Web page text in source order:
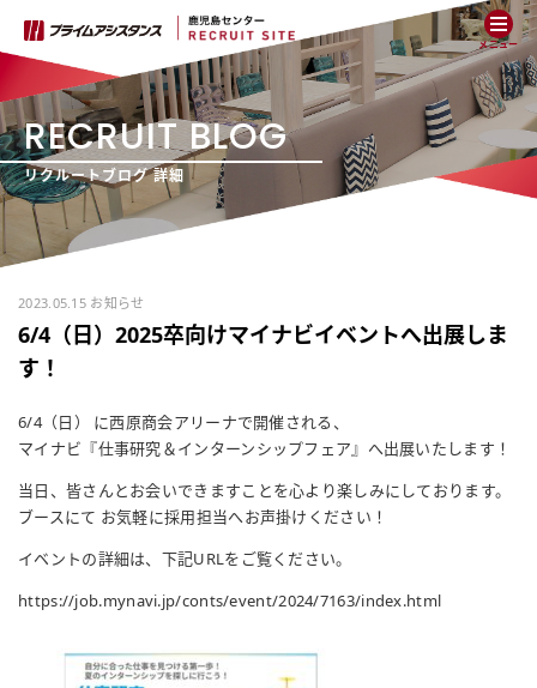
メニュー
RECRUIT BLOG
リクルートブログ 詳細
2023.05.15 お知らせ
6/4（日）2025卒向けマイナビイベントへ出展しま
す！
6/4（日） に西原商会アリーナで開催される、
マイナビ『仕事研究＆インターンシップフェア』へ出展いたします！
当日、皆さんとお会いできますことを心より楽しみにしております。
ブースにて お気軽に採用担当へお声掛けください！
イベントの詳細は、下記URLをご覧ください。
https://job.mynavi.jp/conts/event/2024/7163/index.html